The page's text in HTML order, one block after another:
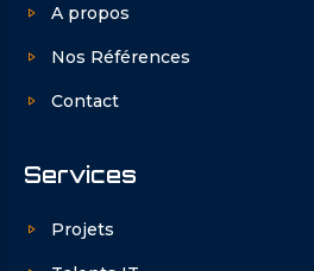
A propos
Nos Références
Contact
Services
Projets